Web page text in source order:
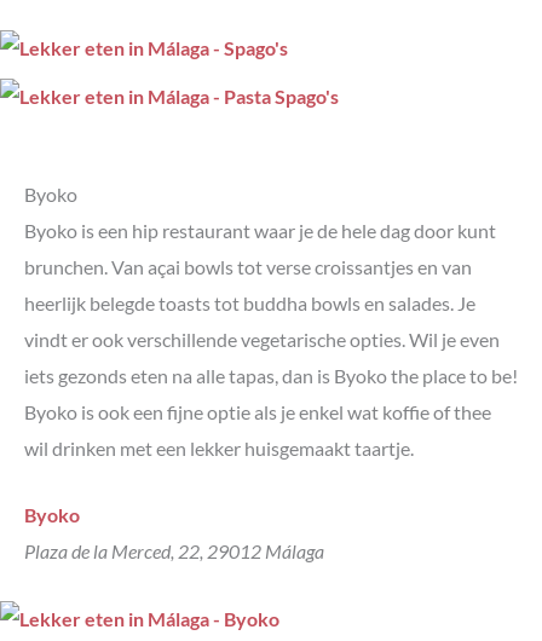
Byoko
Byoko is een hip restaurant waar je de hele dag door kunt
brunchen. Van açai bowls tot verse croissantjes en van
heerlijk belegde toasts tot buddha bowls en salades. Je
vindt er ook verschillende vegetarische opties. Wil je even
iets gezonds eten na alle tapas, dan is Byoko the place to be!
Byoko is ook een fijne optie als je enkel wat koffie of thee
wil drinken met een lekker huisgemaakt taartje.
Byoko
Plaza de la Merced, 22, 29012 Málaga